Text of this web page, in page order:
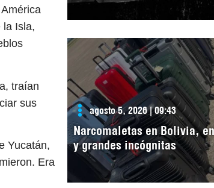
la Isla,
traían
sus
Yucatán,
Era
agosto 5, 2026 | 09:43
Narcomaletas en Bolivia,
y grandes incógnitas